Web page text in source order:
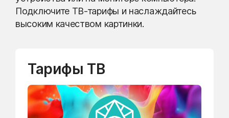
Подключите ТВ-тарифы и наслаждайтесь
высоким качеством картинки.
Тарифы ТВ